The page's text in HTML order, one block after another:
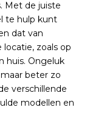
Met de juiste
te hulp kunt
dat van
zoals op
huis. Ongeluk
beter zo
verschillende
modellen en